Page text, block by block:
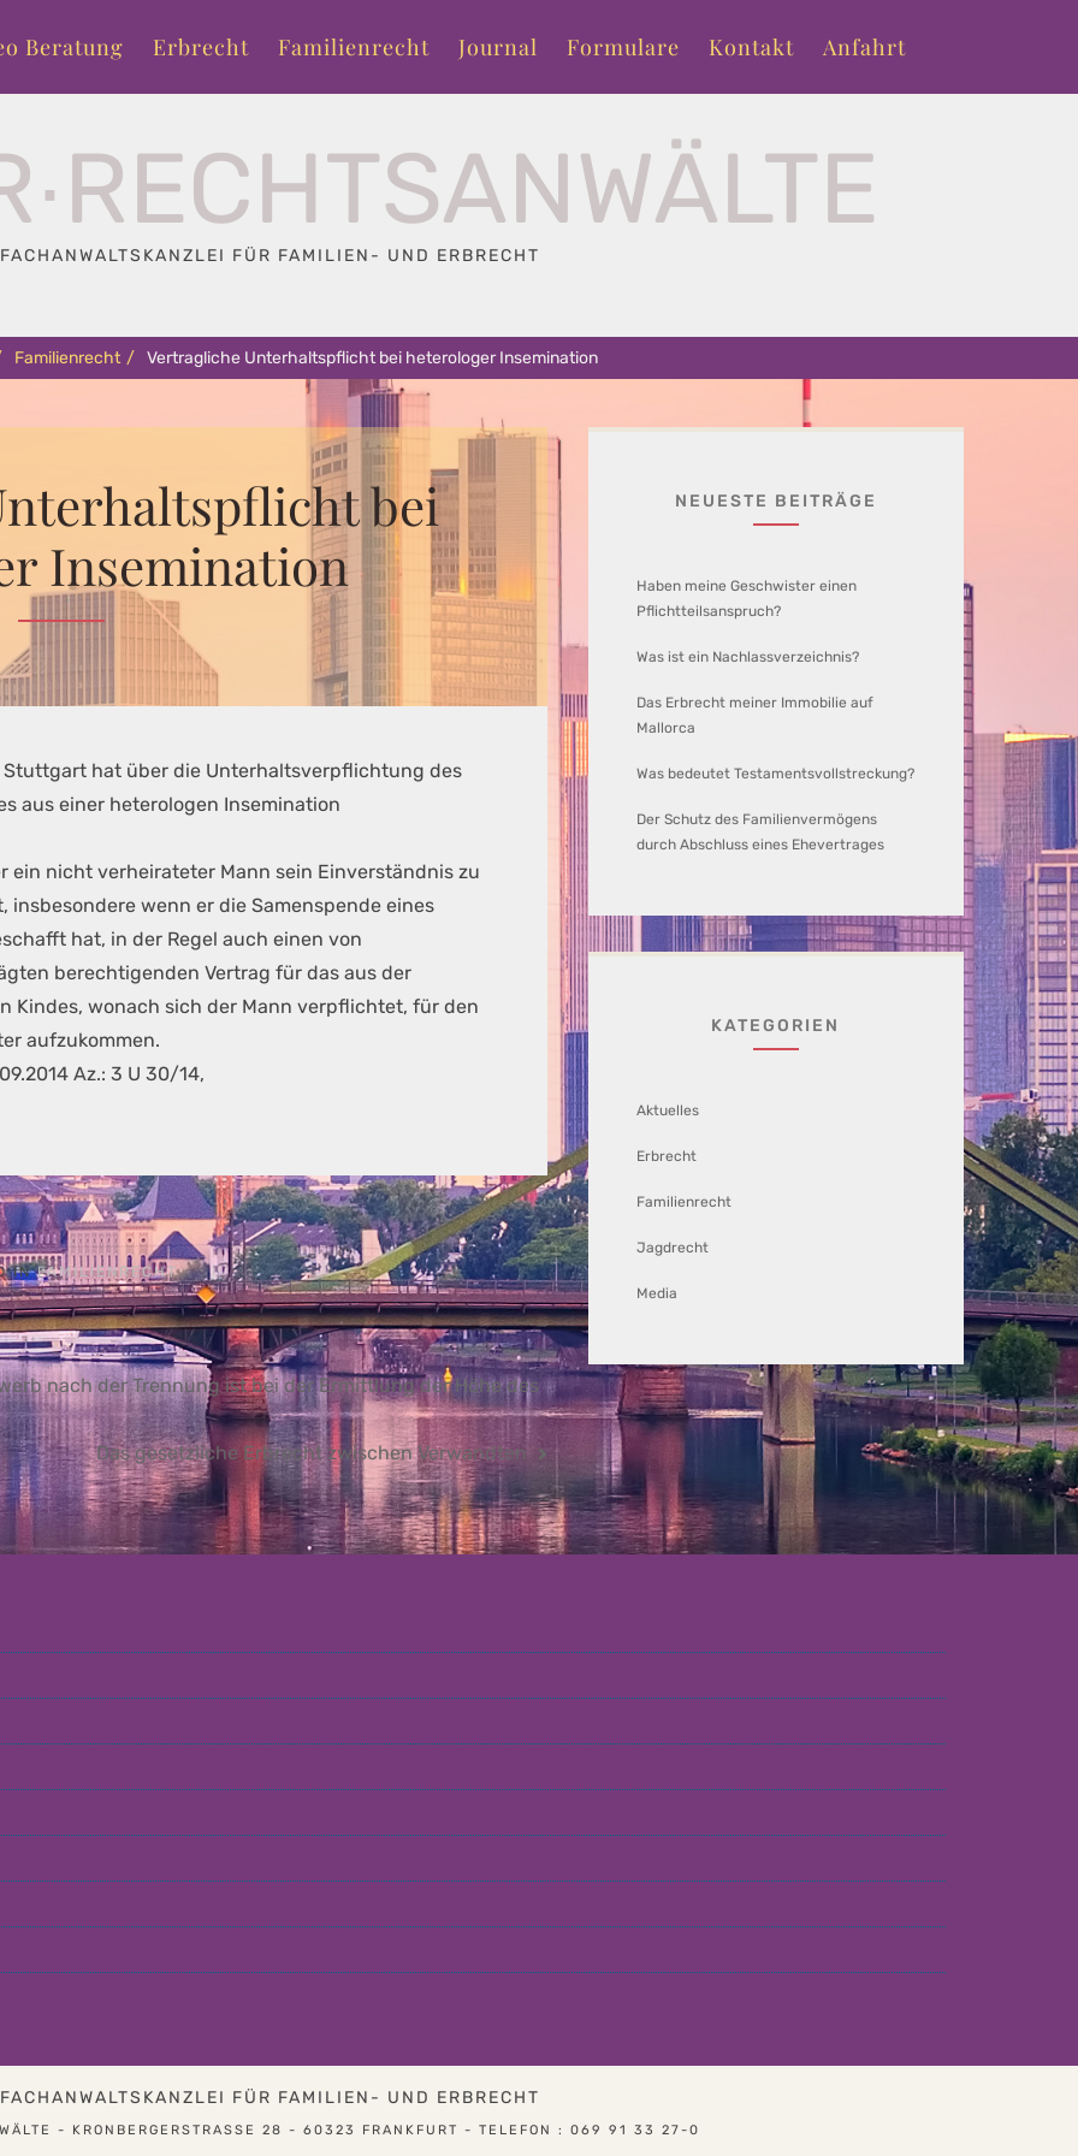
Beratung Erbrecht Familienrecht Journal Formulare Kontakt Anfahrt
FACHANWALTSKANZLEI FÜR FAMILIEN- UND ERBRECHT
Familienrecht / Vertragliche Unterhaltspflicht bei heterologer Insemination
bei
Insemination
Stuttgart hat über die Unterhaltsverpflichtung des
aus einer heterologen Insemination
ein nicht verheirateter Mann sein Einverständnis zu
wenn er die Samenspende eines
hat, in der Regel auch einen von
berechtigenden Vertrag für das aus der
Kindes, wonach sich der Mann verpflichtet, für den
aufzukommen.
Az.: 3 U 30/14,
INFAMILIENRECHT
nach der Trennung ist bei der Ermittlung der Höhe des
Das gesetzliche Erbrecht zwischen Verwandten
NEUESTE BEITRÄGE
Haben meine Geschwister einen
Pflichtteilsanspruch?
Was ist ein Nachlassverzeichnis?
Das Erbrecht meiner Immobilie auf
Mallorca
Was bedeutet Testamentsvollstreckung?
Der Schutz des Familienvermögens
durch Abschluss eines Ehevertrages
KATEGORIEN
Aktuelles
Erbrecht
Familienrecht
Jagdrecht
Media
FACHANWALTSKANZLEI FÜR FAMILIEN- UND ERBRECHT
- KRONBERGERSTRASSE 28 - 60323 FRANKFURT - TELEFON : 069 91 33 27-0